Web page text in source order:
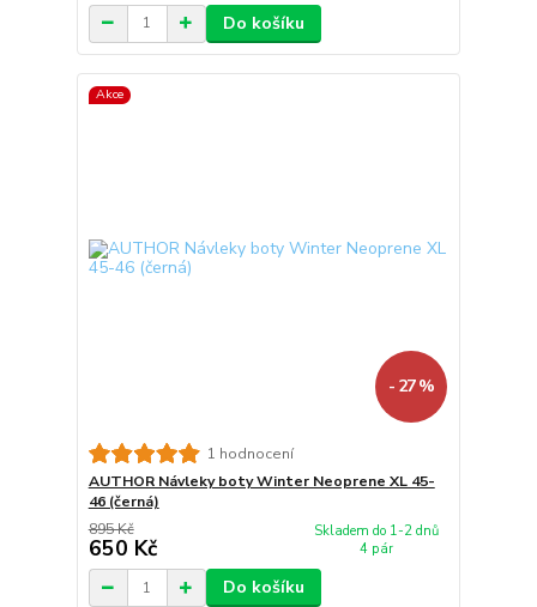
Do košíku
Akce
- 27 %
1 hodnocení
AUTHOR Návleky boty Winter Neoprene XL 45-
46 (černá)
895 Kč
650 Kč
Skladem do 1-2 dnů
4 pár
Do košíku